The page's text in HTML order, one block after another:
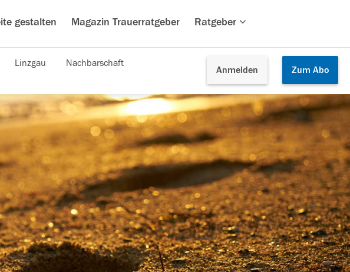
gestalten Magazin Trauerratgeber Ratgeber
Anmelden Zum Abo
Linzgau Nachbarschaft